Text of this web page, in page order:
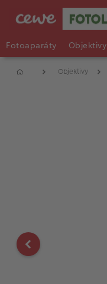
Fotoaparáty Objektivy
Objektivy